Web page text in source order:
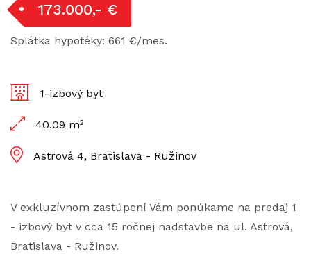
173.000,- €
Splátka hypotéky: 661 €/mes.
1-izbový byt
40.09 m²
Astrová 4, Bratislava - Ružinov
V exkluzívnom zastúpení Vám ponúkame na predaj 1
- izbový byt v cca 15 ročnej nadstavbe na ul. Astrová,
Bratislava - Ružinov.